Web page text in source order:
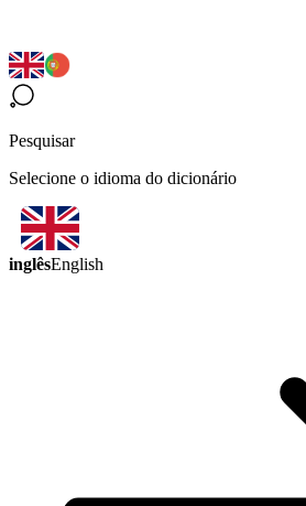
Pesquisar
Selecione o idioma do dicionário
inglêsEnglish